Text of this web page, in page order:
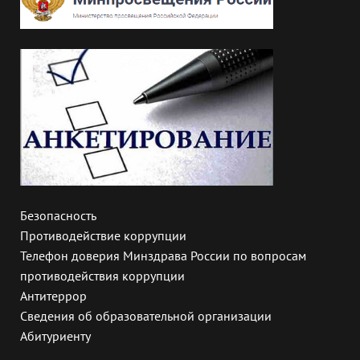
Безопасность
Противодействие коррупции
Телефон доверия Минздрава России по вопросам
противодействия коррупции
Антитеррор
Сведения об образовательной организации
Абитуриенту